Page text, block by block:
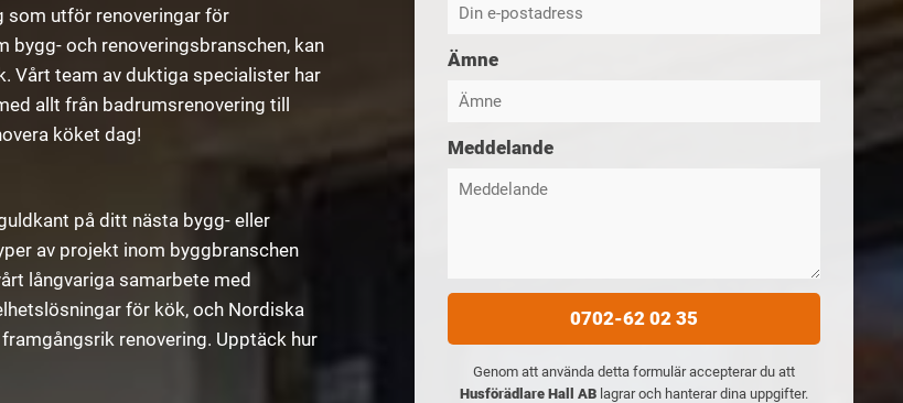
som utför renoveringar för
bygg- och renoveringsbranschen, kan
Vårt team av duktiga specialister har
allt från badrumsrenovering till
köket dag!
på ditt nästa bygg- eller
av projekt inom byggbranschen
långvariga samarbete med
för kök, och Nordiska
renovering. Upptäck hur
Ämne
Meddelande
0702-62 02 35
Genom att använda detta formulär accepterar du att
Husförädlare Hall AB lagrar och hanterar dina uppgifter.